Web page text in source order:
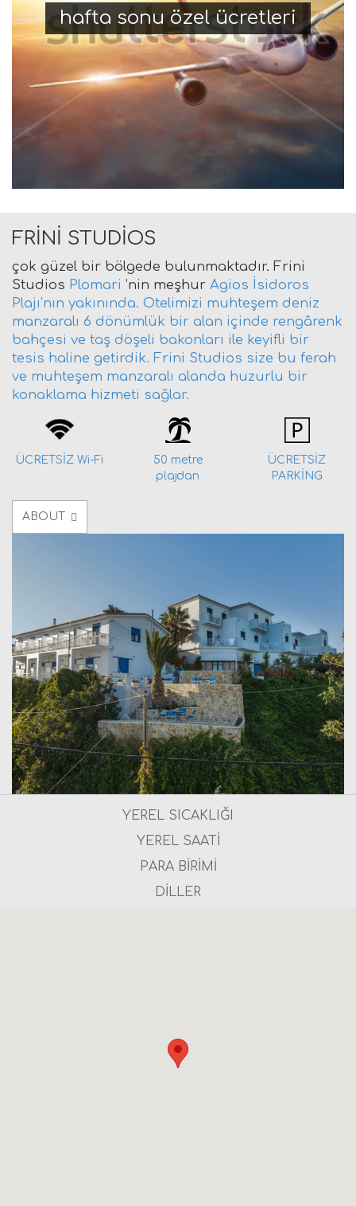
hafta sonu özel ücretleri
FRİNİ STUDİOS
çok güzel bir bölgede bulunmaktadır. Frini
Studios Plomari ’nin meşhur Agios İsidoros
Plajı’nın yakınında. Otelimizi muhteşem deniz
manzaralı 6 dönümlük bir alan içinde rengârenk
bahçesi ve taş döşeli bakonları ile keyifli bir
tesis haline getirdik. Frini Studios size bu ferah
ve muhteşem manzaralı alanda huzurlu bir
konaklama hizmeti sağlar.
ÜCRETSİZ Wi-Fi
50 metre
plajdan
ÜCRETSİZ
PARKİNG
ABOUT
YEREL SICAKLIĞI
YEREL SAATİ
PARA BİRİMİ
DİLLER